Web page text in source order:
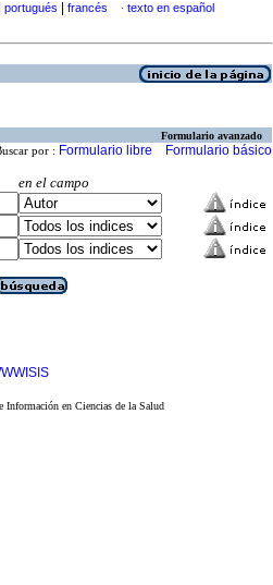
portugués francés · texto en español
Formulario avanzado
por : Formulario libre Formulario básico
en el campo
en Ciencias de la Salud